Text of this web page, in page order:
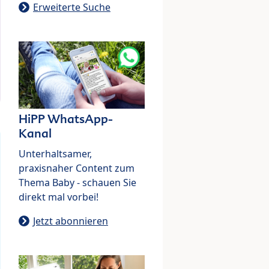
Erweiterte Suche
HiPP WhatsApp-
Kanal
Unterhaltsamer,
praxisnaher Content zum
Thema Baby - schauen Sie
direkt mal vorbei!
Jetzt abonnieren